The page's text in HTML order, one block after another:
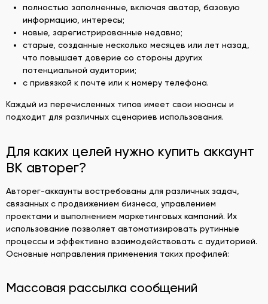
полностью заполненные, включая аватар, базовую
информацию, интересы;
новые, зарегистрированные недавно;
старые, созданные несколько месяцев или лет назад,
что повышает доверие со стороны других
потенциальной аудитории;
с привязкой к почте или к номеру телефона.
Каждый из перечисленных типов имеет свои нюансы и
подходит для различных сценариев использования.
Для каких целей нужно купить аккаунт
ВК авторег?
Авторег-аккаунты востребованы для различных задач,
связанных с продвижением бизнеса, управлением
проектами и выполнением маркетинговых кампаний. Их
использование позволяет автоматизировать рутинные
процессы и эффективно взаимодействовать с аудиторией.
Основные направления применения таких профилей:
Массовая рассылка сообщений